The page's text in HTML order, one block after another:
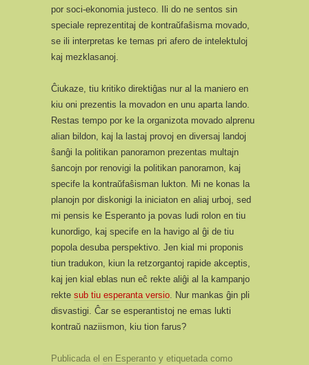
por soci-ekonomia justeco. Ili do ne sentos sin
speciale reprezentitaj de kontraŭfaŝisma movado,
se ili interpretas ke temas pri afero de intelektuloj
kaj mezklasanoj.
Ĉiukaze, tiu kritiko direktiĝas nur al la maniero en
kiu oni prezentis la movadon en unu aparta lando.
Restas tempo por ke la organizota movado alprenu
alian bildon, kaj la lastaj provoj en diversaj landoj
ŝanĝi la politikan panoramon prezentas multajn
ŝancojn por renovigi la politikan panoramon, kaj
specife la kontraŭfaŝisman lukton. Mi ne konas la
planojn por diskonigi la iniciaton en aliaj urboj, sed
mi pensis ke Esperanto ja povas ludi rolon en tiu
kunordigo, kaj specife en la havigo al ĝi de tiu
popola desuba perspektivo. Jen kial mi proponis
tiun tradukon, kiun la retzorgantoj rapide akceptis,
kaj jen kial eblas nun eĉ rekte aliĝi al la kampanjo
rekte sub tiu esperanta versio. Nur mankas ĝin pli
disvastigi. Ĉar se esperantistoj ne emas lukti
kontraŭ naziismon, kiu tion farus?
Publicada el en Esperanto y etiquetada como